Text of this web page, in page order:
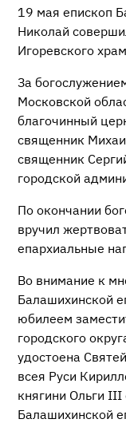
19 мая епископ
Николай
Игоревского
За
Московской
благочинный
священник
священник
городской
По окончании
вручил
епархиальные
Во внимание к
Балашихинской
юбилеем
городского
удостоена
всея Руси
княгини Ольги
Балашихинской